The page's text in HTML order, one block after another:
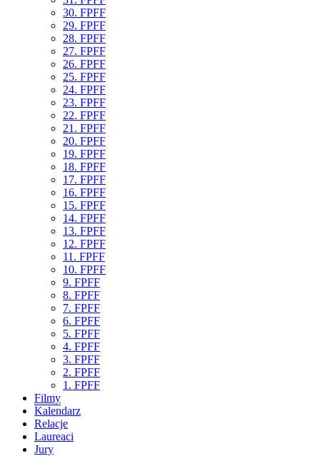
30. FPFF
29. FPFF
28. FPFF
27. FPFF
26. FPFF
25. FPFF
24. FPFF
23. FPFF
22. FPFF
21. FPFF
20. FPFF
19. FPFF
18. FPFF
17. FPFF
16. FPFF
15. FPFF
14. FPFF
13. FPFF
12. FPFF
11. FPFF
10. FPFF
9. FPFF
8. FPFF
7. FPFF
6. FPFF
5. FPFF
4. FPFF
3. FPFF
2. FPFF
1. FPFF
Filmy
Kalendarz
Relacje
Laureaci
Jury